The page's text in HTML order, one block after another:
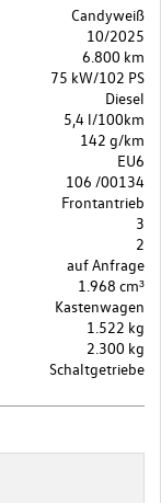
Candyweiß
10/2025
6.800 km
75 kW/102 PS
Diesel
5,4 l/100km
142 g/km
EU6
106 /00134
Frontantrieb
3
2
auf Anfrage
1.968 cm³
Kastenwagen
1.522 kg
2.300 kg
Schaltgetriebe